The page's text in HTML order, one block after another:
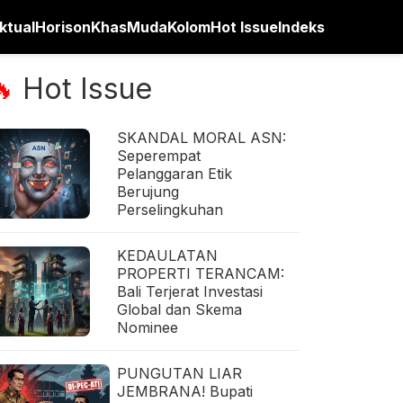
HorisonKhasMudaKolomHot IssueIndeks
Hot Issue
SKANDAL MORAL ASN:
Seperempat
Pelanggaran Etik
Berujung
Perselingkuhan
KEDAULATAN
PROPERTI TERANCAM:
Bali Terjerat Investasi
Global dan Skema
Nominee
PUNGUTAN LIAR
JEMBRANA! Bupati